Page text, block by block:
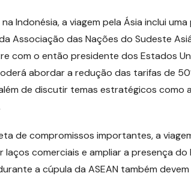
Indonésia, a viagem pela Ásia inclui
Associação das Nações do Sudeste
com o então presidente dos Estados
abordar a redução das tarifas de
de discutir temas estratégicos como
de compromissos importantes, a
comerciais e ampliar a presença
a cúpula da ASEAN também